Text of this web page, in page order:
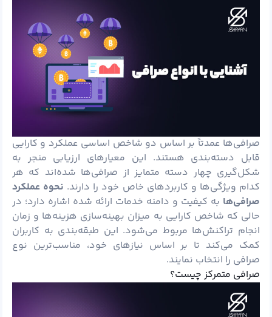
صرافی‌ها عمدتاً بر اساس دو شاخص اساسی عملکرد و کارایی
قابل دسته‌بندی هستند. این معیارهای ارزیابی منجر به
شکل‌گیری چهار دسته متمایز از صرافی‌ها شده‌اند که هر
کدام ویژگی‌ها و کاربردهای خاص خود را دارند. نحوه عملکرد
صرافی‌ها به کیفیت و دامنه خدمات ارائه شده اشاره دارد؛ در
حالی که شاخص کارایی به میزان بهینه‌سازی هزینه‌ها و زمان
انجام تراکنش‌ها مربوط می‌شود. این طبقه‌بندی به کاربران
کمک می‌کند تا بر اساس نیازهای خود، مناسب‌ترین نوع
صرافی را انتخاب نمایند.
صرافی متمرکز چیست؟